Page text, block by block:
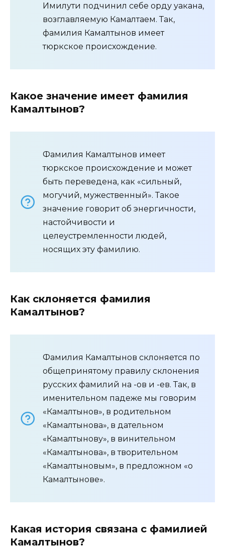
Имилути подчинил себе орду уакана,
возглавляемую Камалтаем. Так,
фамилия Камалтынов имеет
тюркское происхождение.
Какое значение имеет фамилия
Камалтынов?
Фамилия Камалтынов имеет
тюркское происхождение и может
быть переведена, как «сильный,
могучий, мужественный». Такое
значение говорит об энергичности,
настойчивости и
целеустремленности людей,
носящих эту фамилию.
Как склоняется фамилия
Камалтынов?
Фамилия Камалтынов склоняется по
общепринятому правилу склонения
русских фамилий на -ов и -ев. Так, в
именительном падеже мы говорим
«Камалтынов», в родительном
«Камалтынова», в дательном
«Камалтынову», в винительном
«Камалтынова», в творительном
«Камалтыновым», в предложном «о
Камалтынове».
Какая история связана с фамилией
Камалтынов?